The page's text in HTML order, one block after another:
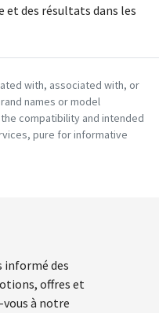
des résultats dans les
with, associated with, or
names or model
compatibility and intended
pure for informative
informé des
offres et
vous à notre